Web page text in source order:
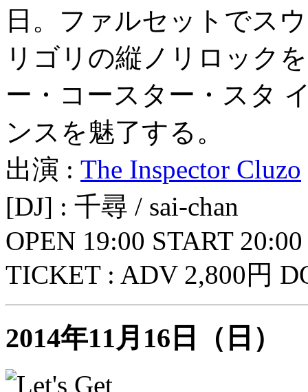
日。ファルセットでス
リゴリの縦ノリロック
ー・コースター・スタ
ンスを魅了する。
出演 : The Inspector Cluzo
[DJ] : 千尋 / sai-chan
OPEN 19:00 START 20:00
TICKET : ADV 2,800円
2014年11月16日（日）